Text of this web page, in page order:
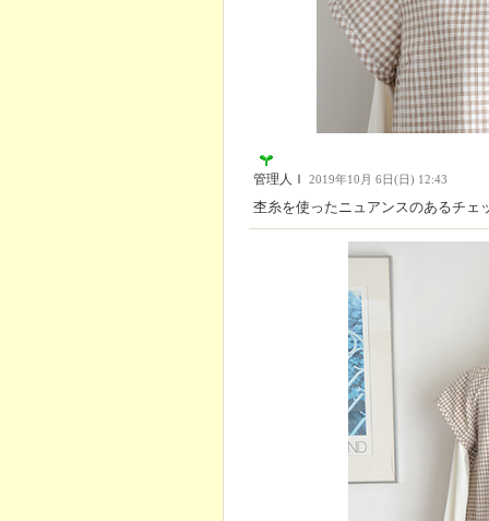
管理人Ｉ 2019年10月 6日(日) 12:43
杢糸を使ったニュアンスのあるチェ